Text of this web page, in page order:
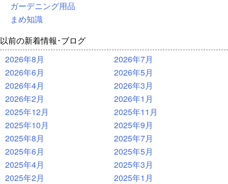
ガーデニング用品
まめ知識
以前の新着情報･ブログ
2026年8月
2026年7月
2026年6月
2026年5月
2026年4月
2026年3月
2026年2月
2026年1月
2025年12月
2025年11月
2025年10月
2025年9月
2025年8月
2025年7月
2025年6月
2025年5月
2025年4月
2025年3月
2025年2月
2025年1月